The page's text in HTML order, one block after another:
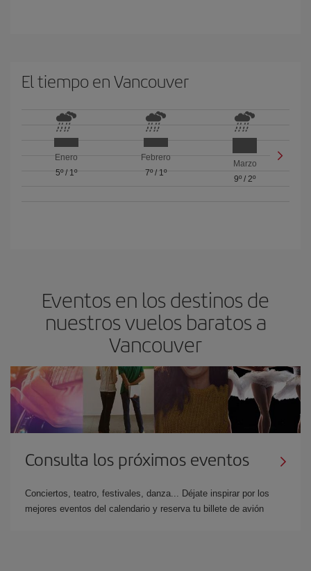
El tiempo en Vancouver
Enero
5º/ 1º
Febrero
7º/ 1º
Marzo
9º /2º
Eventos en los destinos de
nuestros vuelos baratos a
Vancouver
Consulta los próximos eventos
Conciertos, teatro, festivales, danza... Déjate inspirar por los
mejores eventos del calendario y reserva tu billete de avión